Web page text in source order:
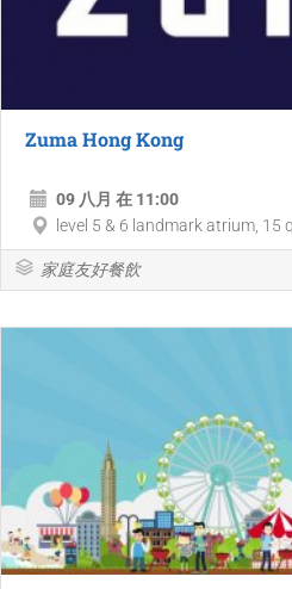
Zuma Hong Kong
09 八月 在 11:00
level 5 & 6 landmark atrium, 15
家庭友好餐飲